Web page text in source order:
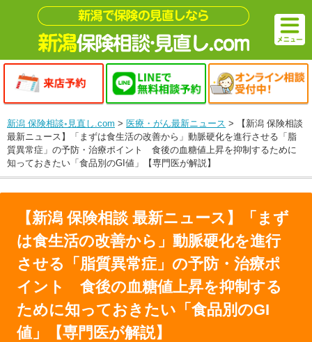
新潟 保険相談◦見直し.com > 医療・がん最新ニュース >
【新潟 保険相談
最新ニュース】「まずは食生活の改善から」動脈硬化を進行させる「脂
質異常症」の予防・治療ポイント 食後の血糖値上昇を抑制するために
知っておきたい「食品別のGI値」【専門医が解説】
【新潟 保険相談 最新ニュース】「まず
は食生活の改善から」動脈硬化を進行
させる「脂質異常症」の予防・治療ポ
イント 食後の血糖値上昇を抑制する
ために知っておきたい「食品別のGI
値」【専門医が解説】